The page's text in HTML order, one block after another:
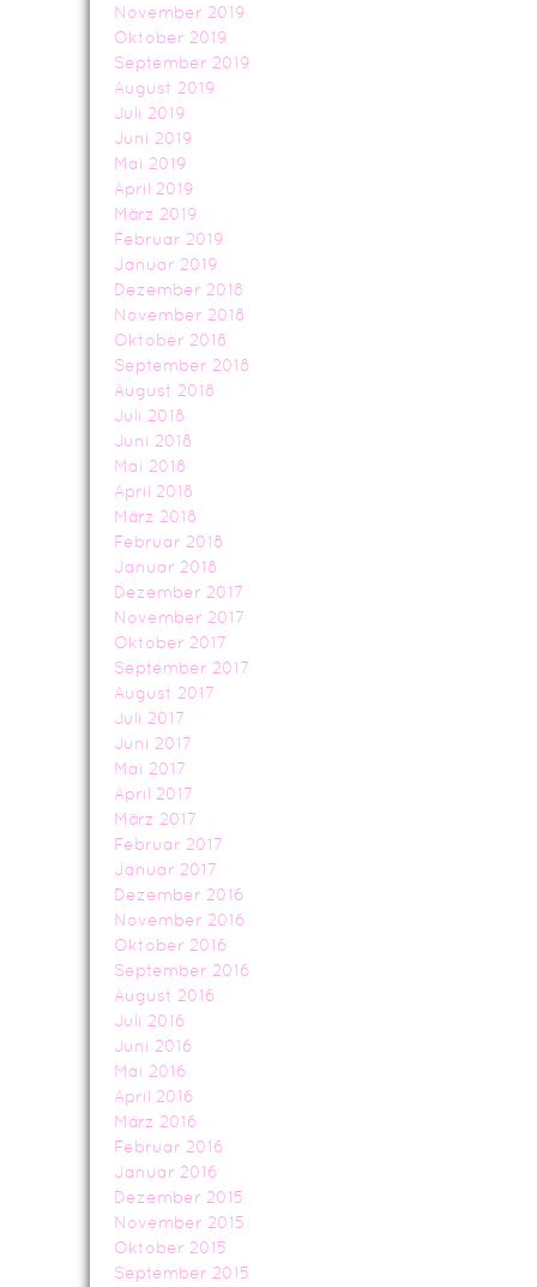
November 2019
Oktober 2019
September 2019
August 2019
Juli 2019
Juni 2019
Mai 2019
April 2019
März 2019
Februar 2019
Januar 2019
Dezember 2018
November 2018
Oktober 2018
September 2018
August 2018
Juli 2018
Juni 2018
Mai 2018
April 2018
März 2018
Februar 2018
Januar 2018
Dezember 2017
November 2017
Oktober 2017
September 2017
August 2017
Juli 2017
Juni 2017
Mai 2017
April 2017
März 2017
Februar 2017
Januar 2017
Dezember 2016
November 2016
Oktober 2016
September 2016
August 2016
Juli 2016
Juni 2016
Mai 2016
April 2016
März 2016
Februar 2016
Januar 2016
Dezember 2015
November 2015
Oktober 2015
September 2015